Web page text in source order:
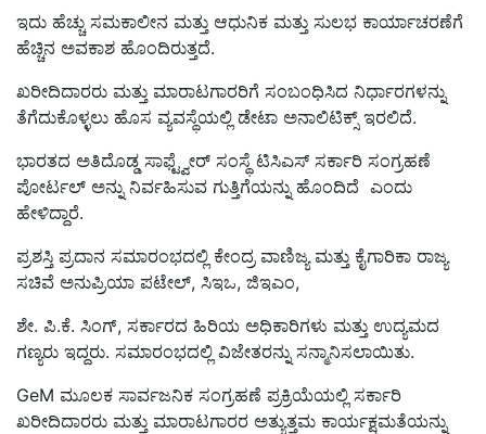
ಇದು ಹೆಚ್ಚು ಸಮಕಾಲೀನ ಮತ್ತು ಆಧುನಿಕ ಮತ್ತು ಸುಲಭ ಕಾರ್ಯಾಚರಣೆಗೆ
ಹೆಚ್ಚಿನ ಅವಕಾಶ ಹೊಂದಿರುತ್ತದೆ.
ಖರೀದಿದಾರರು ಮತ್ತು ಮಾರಾಟಗಾರರಿಗೆ ಸಂಬಂಧಿಸಿದ ನಿರ್ಧಾರಗಳನ್ನು
ತೆಗೆದುಕೊಳ್ಳಲು ಹೊಸ ವ್ಯವಸ್ಥೆಯಲ್ಲಿ ಡೇಟಾ ಅನಾಲಿಟಿಕ್ಸ್ ಇರಲಿದೆ.
ಭಾರತದ ಅತಿದೊಡ್ಡ ಸಾಫ್ಟ್ವೇರ್ ಸಂಸ್ಥೆ ಟಿಸಿಎಸ್ ಸರ್ಕಾರಿ ಸಂಗ್ರಹಣೆ
ಪೋರ್ಟಲ್ ಅನ್ನು ನಿರ್ವಹಿಸುವ ಗುತ್ತಿಗೆಯನ್ನು ಹೊಂದಿದೆ ಎಂದು
ಹೇಳಿದ್ದಾರೆ.
ಪ್ರಶಸ್ತಿ ಪ್ರದಾನ ಸಮಾರಂಭದಲ್ಲಿ ಕೇಂದ್ರ ವಾಣಿಜ್ಯ ಮತ್ತು ಕೈಗಾರಿಕಾ ರಾಜ್ಯ
ಸಚಿವೆ ಅನುಪ್ರಿಯಾ ಪಟೇಲ್, ಸಿಇಒ, ಜಿಇಎಂ,
ಶೇ. ಪಿ.ಕೆ. ಸಿಂಗ್, ಸರ್ಕಾರದ ಹಿರಿಯ ಅಧಿಕಾರಿಗಳು ಮತ್ತು ಉದ್ಯಮದ
ಗಣ್ಯರು ಇದ್ದರು. ಸಮಾರಂಭದಲ್ಲಿ ವಿಜೇತರನ್ನು ಸನ್ಮಾನಿಸಲಾಯಿತು.
GeM ಮೂಲಕ ಸಾರ್ವಜನಿಕ ಸಂಗ್ರಹಣೆ ಪ್ರಕ್ರಿಯೆಯಲ್ಲಿ ಸರ್ಕಾರಿ
ಖರೀದಿದಾರರು ಮತ್ತು ಮಾರಾಟಗಾರರ ಅತ್ಯುತ್ತಮ ಕಾರ್ಯಕ್ಷಮತೆಯನ್ನು